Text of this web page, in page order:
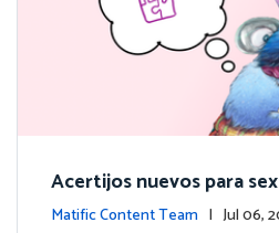
Acertijos nuevos para
Matific Content Team | Jul 06,